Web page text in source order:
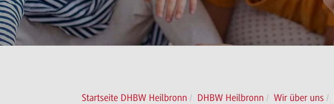
Startseite DHBW Heilbronn DHBW Heilbronn Wir über uns